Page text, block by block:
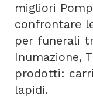
migliori
confrontare
per funerali
Inumazione,
prodotti:
lapidi.